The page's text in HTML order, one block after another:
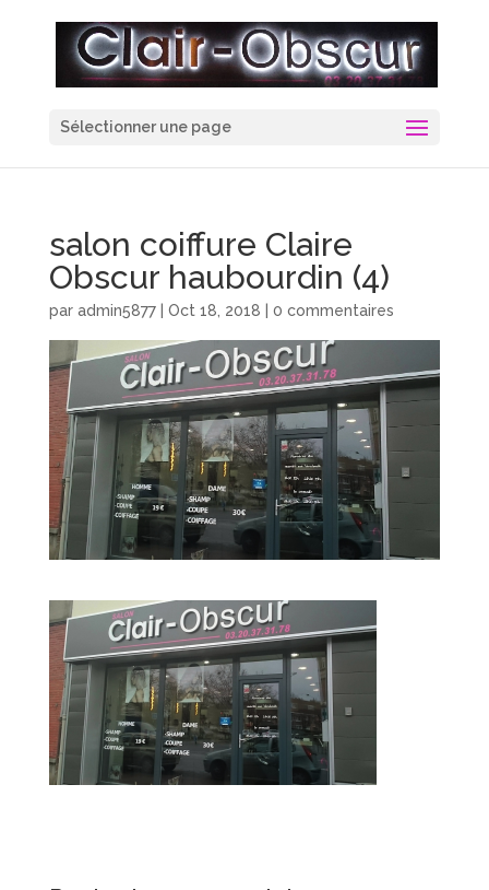
Sélectionner une page
salon coiffure Claire
Obscur haubourdin (4)
par admin5877| Oct 18, 2018 0 commentaires